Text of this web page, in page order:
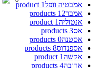
אמבטיה וופל1 product
אמבר12 products
אנטוליה1 product
אס3 products
אסטנה0 products
אספנדוס8 products
אקשה1 product
ארובה4 products